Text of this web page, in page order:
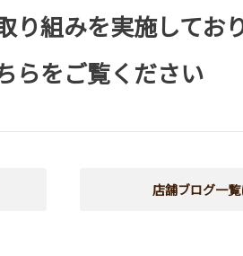
り組みを実施しており
らをご覧ください
店舗ブログ一